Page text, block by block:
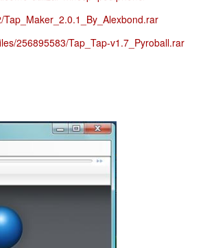
256895583/Tap_Tap-v1.7_Pyroball.rar